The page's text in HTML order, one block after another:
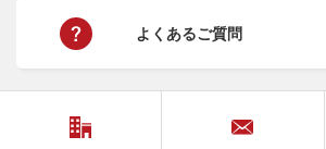
よくあるご質問